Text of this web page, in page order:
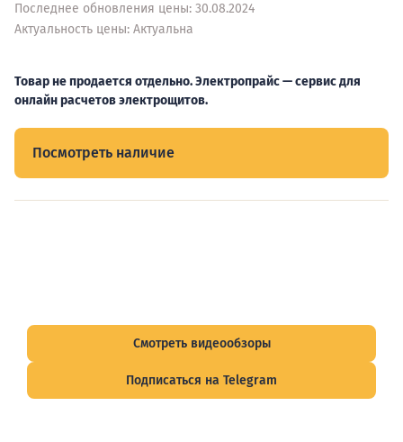
Последнее обновления цены: 30.08.2024
Актуальность цены: Актуальна
Товар не продается отдельно. Электропрайс — сервис для
онлайн расчетов электрощитов.
Посмотреть наличие
Смотреть видеообзоры
Подписаться на Telegram